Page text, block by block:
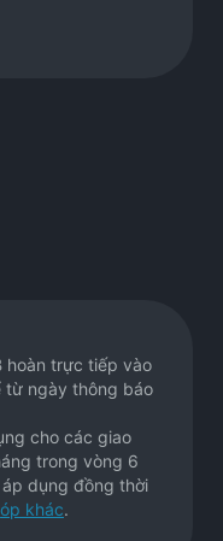
hoàn trực tiếp vào
từ ngày thông báo
cho các giao
trong vòng 6
dụng đồng thời
khác.